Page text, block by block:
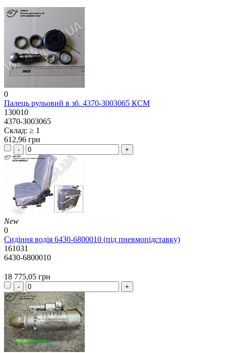
0
Палець рульовий в зб. 4370-3003065 КСМ
130010
4370-3003065
Склад: ≥ 1
612,96 грн
New
0
Сидіння водія 6430-6800010 (під пневмопідставку)
161031
6430-6800010
18 775,05 грн